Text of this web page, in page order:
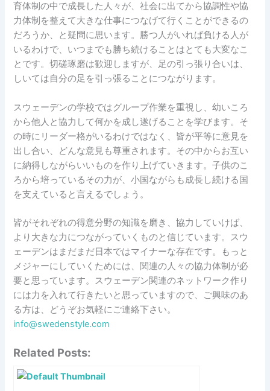
育体制の中で成長した人々が、社会に出てから協調性や協
力体制を整えて大きな仕事につなげて行くことができるの
だろうか、と疑問に思います。勝つ人がいれば負ける人が
いるわけで、いつまでも勝ち続けることはとても大変なこ
とです。切磋琢磨は歓迎しますが、足の引っ張り合いは、
しいては自分の足を引っ張ることにつながります。
スウェーデンの学校ではグループ作業を重視し、幼いころ
から他人と協力して何かを成し遂げることを学びます。そ
の時にリーダー格がいるわけではなく、皆が平等に意見を
出し合い、どんな意見も尊重されます。その中からお互い
に納得しながらいいものを作り上げていきます。子供のこ
ろから培っているその力が、小国ながらも成長し続ける国
を支えていると言えるでしょう。
皆がそれぞれの得意分野の知識を磨き、協力していけば、
より大きな力につながっていくものと信じています。スウ
ェーデンはまだまだ日本ではマイナーな存在です。もっと
メジャーにしていくためには、関連の人々の協力体制が必
要と思っています。スウェーデン関連のネットワーク作り
には力を入れて行きたいと思っていますので、ご興味のあ
る方は、どうぞお気軽にご連絡下さい。
info@swedenstyle.com
Related Posts: